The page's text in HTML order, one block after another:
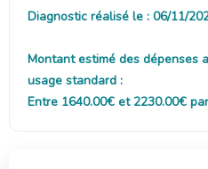
Diagnostic réalisé le : 06/11/
Montant estimé des dépenses
usage standard :
Entre 1640.00€ et 2230.00€